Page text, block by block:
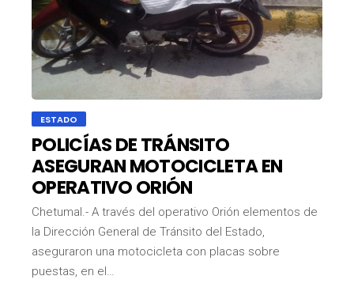
ESTADO
POLICÍAS DE TRÁNSITO
ASEGURAN MOTOCICLETA EN
OPERATIVO ORIÓN
Chetumal.- A través del operativo Orión elementos de
la Dirección General de Tránsito del Estado,
aseguraron una motocicleta con placas sobre
puestas, en el…